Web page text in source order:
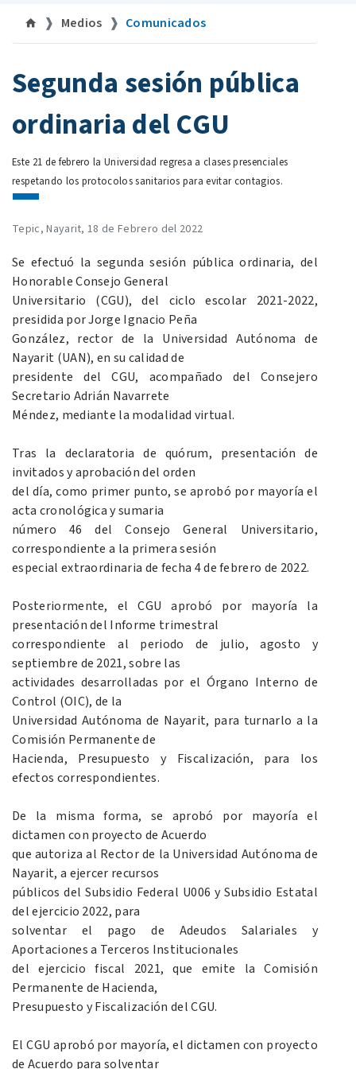
Medios Comunicados
Segunda sesión pública
ordinaria del CGU
Este 21 de febrero la Universidad regresa a clases presenciales
respetando los protocolos sanitarios para evitar contagios.
Tepic, Nayarit, 18 de Febrero del 2022
Se efectuó la segunda sesión pública ordinaria, del
Honorable Consejo General
Universitario (CGU), del ciclo escolar 2021-2022,
presidida por Jorge Ignacio Peña
González, rector de la Universidad Autónoma de
Nayarit (UAN), en su calidad de
presidente del CGU, acompañado del Consejero
Secretario Adrián Navarrete
Méndez, mediante la modalidad virtual.
Tras la declaratoria de quórum, presentación de
invitados y aprobación del orden
del día, como primer punto, se aprobó por mayoría el
acta cronológica y sumaria
número 46 del Consejo General Universitario,
correspondiente a la primera sesión
especial extraordinaria de fecha 4 de febrero de 2022.
Posteriormente, el CGU aprobó por mayoría la
presentación del Informe trimestral
correspondiente al periodo de julio, agosto y
septiembre de 2021, sobre las
actividades desarrolladas por el Órgano Interno de
Control (OIC), de la
Universidad Autónoma de Nayarit, para turnarlo a la
Comisión Permanente de
Hacienda, Presupuesto y Fiscalización, para los
efectos correspondientes.
De la misma forma, se aprobó por mayoría el
dictamen con proyecto de Acuerdo
que autoriza al Rector de la Universidad Autónoma de
Nayarit, a ejercer recursos
públicos del Subsidio Federal U006 y Subsidio Estatal
del ejercicio 2022, para
solventar el pago de Adeudos Salariales y
Aportaciones a Terceros Institucionales
del ejercicio fiscal 2021, que emite la Comisión
Permanente de Hacienda,
Presupuesto y Fiscalización del CGU.
El CGU aprobó por mayoría, el dictamen con proyecto
de Acuerdo para solventar